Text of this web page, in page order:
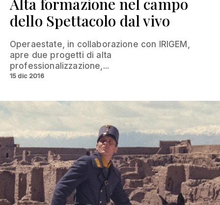
Alta formazione nel campo
dello Spettacolo dal vivo
Operaestate, in collaborazione con IRIGEM,
apre due progetti di alta
professionalizzazione,...
15 dic 2016